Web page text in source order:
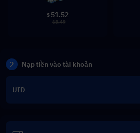
$ 51.52
65.49
2 Nạp tiền vào tài khoản
UID